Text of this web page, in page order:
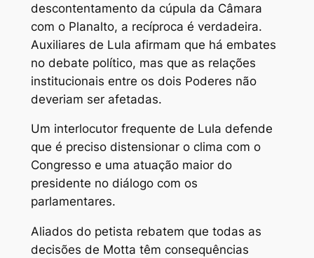
descontentamento da cúpula da Câmara
com o Planalto, a recíproca é verdadeira.
Auxiliares de Lula afirmam que há embates
no debate político, mas que as relações
institucionais entre os dois Poderes não
deveriam ser afetadas.
Um interlocutor frequente de Lula defende
que é preciso distensionar o clima com o
Congresso e uma atuação maior do
presidente no diálogo com os
parlamentares.
Aliados do petista rebatem que todas as
decisões de Motta têm consequências